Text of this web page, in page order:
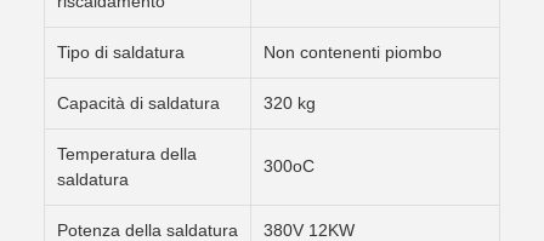
Tipo di saldatura Non contenenti piombo
Capacità di saldatura 320 kg
Temperatura della
saldatura
300oC
Potenza della saldatura 380V 12KW